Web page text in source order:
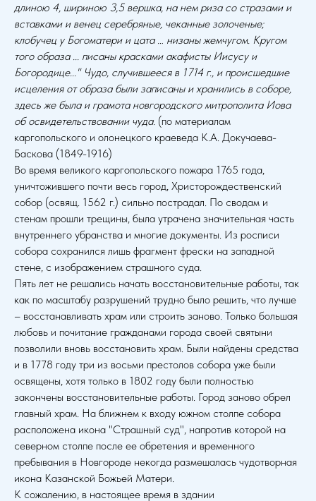
длиною 4, шириною 3,5 вершка, на нем риза со стразами и
вставками и венец серебряные, чеканные золоченые;
клобучец у Богоматери и цата … низаны жемчугом. Кругом
того образа ... писаны красками акафисты Иисусу и
Богородице..." Чудо, случившееся в 1714 г., и происшедшие
исцеления от образа были записаны и хранились в соборе,
здесь же была и грамота новгородского митрополита Иова
об освидетельствовании чуда. (по материалам
каргопольского и олонецкого краеведа К.А. Докучаева-
Баскова (1849-1916)
Во время великого каргопольского пожара 1765 года,
уничтожившего почти весь город, Христорождественский
собор (освящ. 1562 г.) сильно пострадал. По сводам и
стенам прошли трещины, была утрачена значительная часть
внутреннего убранства и многие документы. Из росписи
собора сохранился лишь фрагмент фрески на западной
стене, с изображением страшного суда.
Пять лет не решались начать восстановительные работы, так
как по масштабу разрушений трудно было решить, что лучше
– восстанавливать храм или строить заново. Только большая
любовь и почитание гражданами города своей святыни
позволили вновь восстановить храм. Были найдены средства
и в 1778 году три из восьми престолов собора уже были
освящены, хотя только в 1802 году были полностью
закончены восстановительные работы. Город заново обрел
главный храм. На ближнем к входу южном столпе собора
расположена икона "Страшный суд", напротив которой на
северном столпе после ее обретения и временного
пребывания в Новгороде некогда размешалась чудотворная
икона Казанской Божьей Матери.
К сожалению, в настоящее время в здании